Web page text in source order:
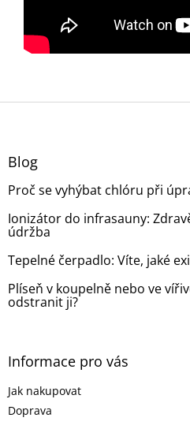
Z
Blog
Proč se vyhýbat chlóru při
Ionizátor do infrasauny:
údržba
Tepelné čerpadlo: Víte, jaké
Plíseň v koupelně nebo ve
odstranit ji?
Informace pro vás
Jak nakupovat
Doprava